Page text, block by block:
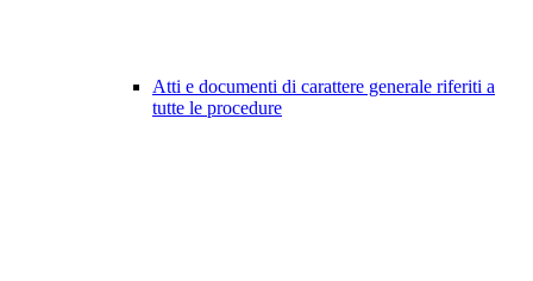
Atti e documenti di carattere generale riferiti a
tutte le procedure